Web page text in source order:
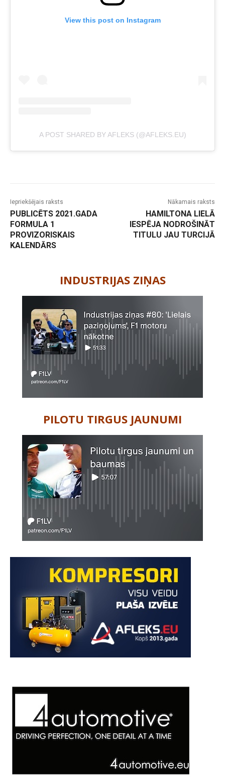
View this post on Instagram
A POST SHARED BY AFLEKS (@AFLEKS.EU)
Iepriekšējais raksts
PUBLICĒTS 2021.GADA
FORMULA 1
PROVIZORISKAIS
KALENDĀRS
Nākamais raksts
HAMILTONA LIELĀ
IESPĒJA NODROŠINĀT
TITULU JAU TURCIJĀ
INDUSTRIJAS ZIŅAS
PILOTU TIRGUS JAUNUMI